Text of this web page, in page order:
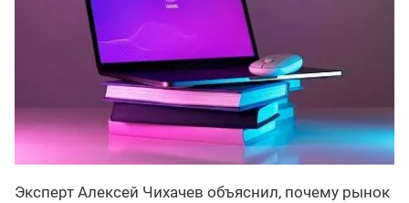
Эксперт Алексей Чихачев объяснил, почему рынок